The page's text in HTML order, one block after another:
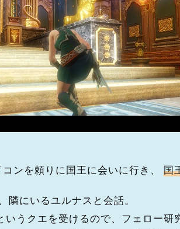
ンを頼りに国王に会いに行き、 国
隣にいるユルナスと会話。
いうクエを受けるので、フェロー研